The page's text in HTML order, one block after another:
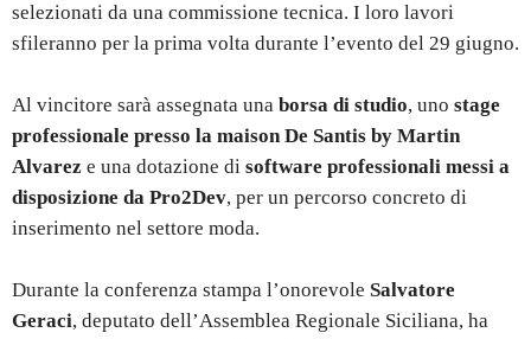
selezionati da una commissione tecnica. I loro lavori
sfileranno per la prima volta durante l’evento del 29 giugno.
Al vincitore sarà assegnata una borsa di studio, uno stage
professionale presso la maison De Santis by Martin
Alvarez e una dotazione di software professionali messi a
disposizione da Pro2Dev, per un percorso concreto di
inserimento nel settore moda.
Durante la conferenza stampa l’onorevole Salvatore
Geraci, deputato dell’Assemblea Regionale Siciliana, ha